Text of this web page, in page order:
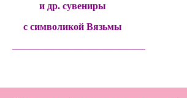
и др. сувениры
с символикой Вязьмы